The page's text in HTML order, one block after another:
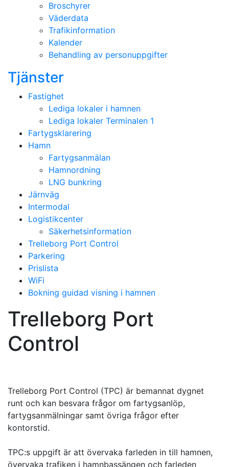
Broschyrer
Väderdata
Trafikinformation
Kalender
Behandling av personuppgifter
Tjänster
Fastighet
Lediga lokaler i hamnen
Lediga lokaler Terminalen 1
Fartygsklarering
Hamn
Fartygsanmälan
Hamnordning
LNG bunkring
Järnväg
Intermodal
Logistikcenter
Säkerhetsinformation
Trelleborg Port Control
Parkering
Prislista
WiFi
Bokning guidad visning i hamnen
Trelleborg Port
Control
Trelleborg Port Control (TPC) är bemannat dygnet
runt och kan besvara frågor om fartygsanlöp,
fartygsanmälningar samt övriga frågor efter
kontorstid.
TPC:s uppgift är att övervaka farleden in till hamnen,
övervaka trafiken i hamnbassängen och farleden